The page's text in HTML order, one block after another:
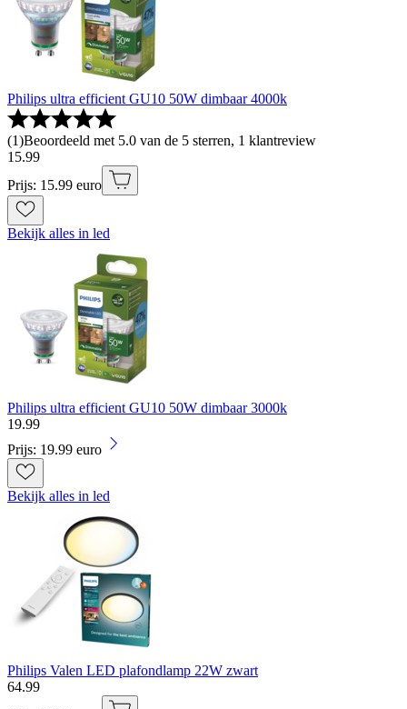
Philips ultra efficient GU10 50W dimbaar 4000k
(1)Beoordeeld met 5.0 van de 5 sterren, 1 klantreview
15.99
Prijs: 15.99 euro
Bekijk alles in led
Philips ultra efficient GU10 50W dimbaar 3000k
19.99
Prijs: 19.99 euro
Bekijk alles in led
Philips Valen LED plafondlamp 22W zwart
64.99